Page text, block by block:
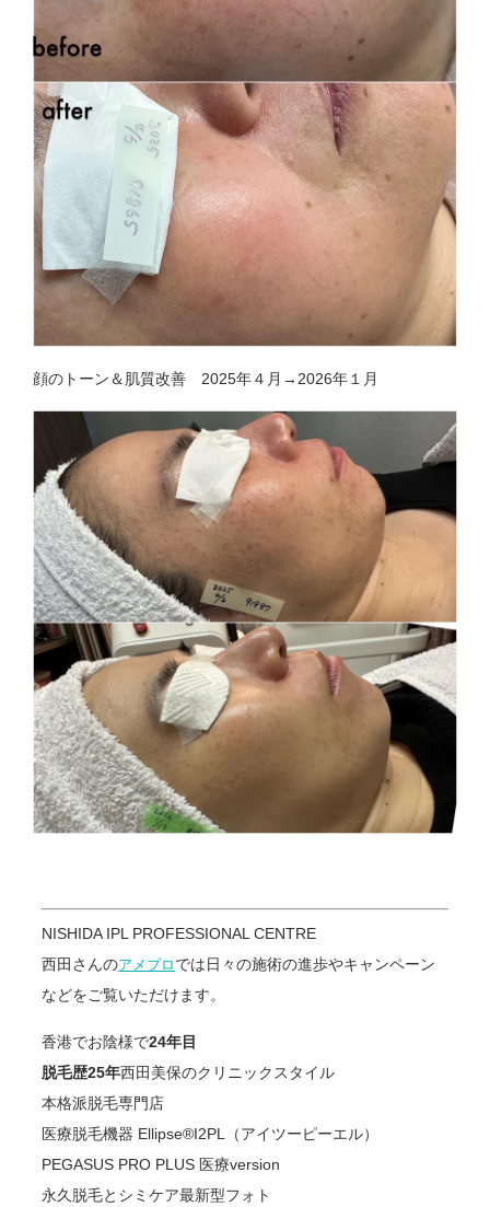
顔のトーン＆肌質改善 2025年４月→2026年１月
NISHIDA IPL PROFESSIONAL CENTRE
西田さんのアメブロ では日々の施術の進歩やキャンペーン
などをご覧いただけます。
香港でお陰様で24年目
脱毛歴25年西田美保のクリニックスタイル
本格派脱毛専門店
医療脱毛機器 Ellipse®️I2PL（アイツーピーエル）
PEGASUS PRO PLUS 医療version
永久脱毛とシミケア最新型フォト